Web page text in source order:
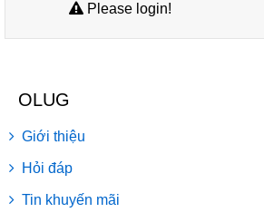
Please login!
OLUG
Giới thiệu
Hỏi đáp
Tin khuyến mãi